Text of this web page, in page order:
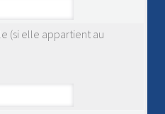
(si elle appartient au